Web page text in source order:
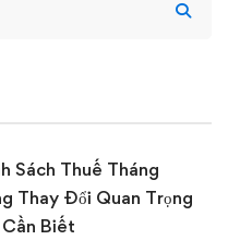
Sách Thuế Tháng
Thay Đổi Quan Trọng
Biết